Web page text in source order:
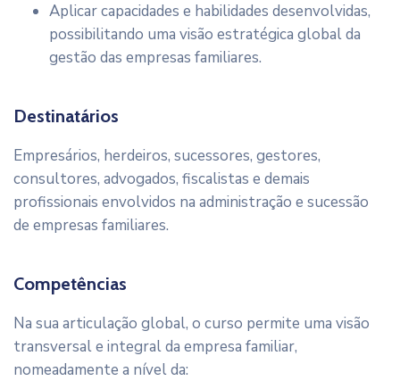
Aplicar capacidades e habilidades desenvolvidas,
possibilitando uma visão estratégica global da
gestão das empresas familiares.
Destinatários
Empresários, herdeiros, sucessores, gestores,
consultores, advogados, fiscalistas e demais
profissionais envolvidos na administração e sucessão
de empresas familiares.
Competências
Na sua articulação global, o curso permite uma visão
transversal e integral da empresa familiar,
nomeadamente a nível da: